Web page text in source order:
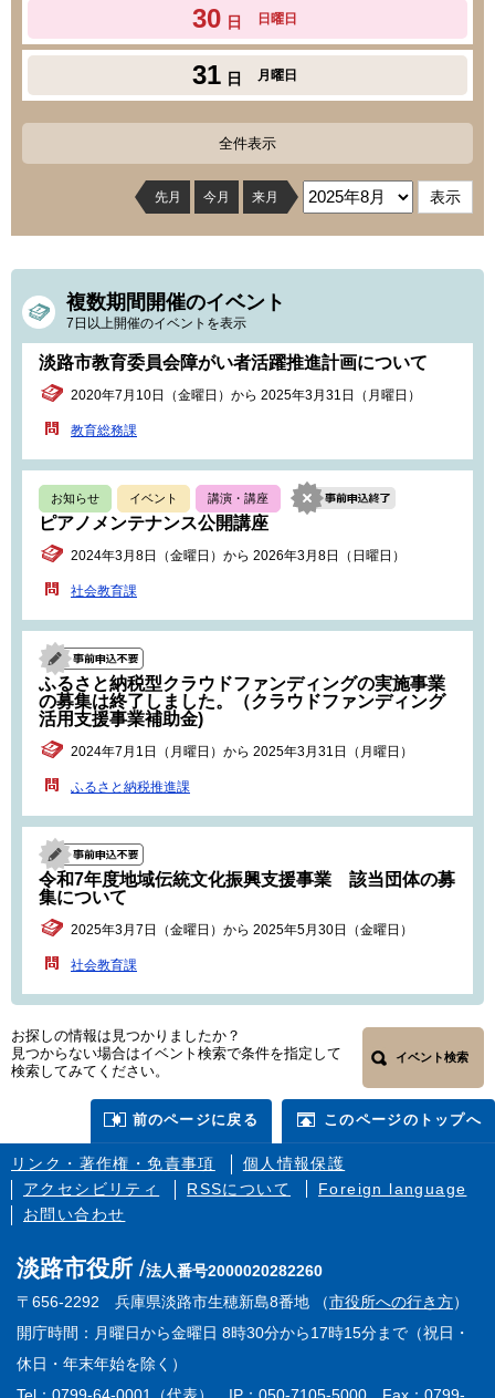
30 日 日曜日
31 日 月曜日
全件表示
先月 今月 来月
複数期間開催のイベント
7日以上開催のイベントを表示
淡路市教育委員会障がい者活躍推進計画について
2020年7月10日（金曜日）から 2025年3月31日（月曜日）
教育総務課
お知らせ イベント 講演・講座
ピアノメンテナンス公開講座
2024年3月8日（金曜日）から 2026年3月8日（日曜日）
社会教育課
ふるさと納税型クラウドファンディングの実施事業
の募集は終了しました。（クラウドファンディング
活用支援事業補助金)
2024年7月1日（月曜日）から 2025年3月31日（月曜日）
ふるさと納税推進課
令和7年度地域伝統文化振興支援事業 該当団体の募
集について
2025年3月7日（金曜日）から 2025年5月30日（金曜日）
社会教育課
お探しの情報は見つかりましたか？
見つからない場合はイベント検索で条件を指定して
検索してみてください。
イベント検索
前のページに戻る このページのトップへ
リンク・著作権・免責事項
個人情報保護
アクセシビリティ
RSSについて
Foreign language
お問い合わせ
淡路市役所
法人番号2000020282260
〒656-2292 兵庫県淡路市生穂新島8番地 （市役所への行き方）
開庁時間：月曜日から金曜日 8時30分から17時15分まで（祝日・
休日・年末年始を除く）